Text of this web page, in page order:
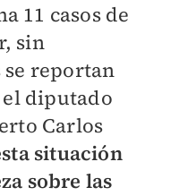
11 casos de
sin
se reportan
diputado
Carlos
situación
sobre las